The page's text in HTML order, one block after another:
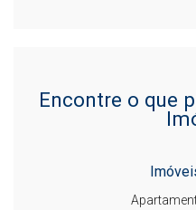
Encontre o que